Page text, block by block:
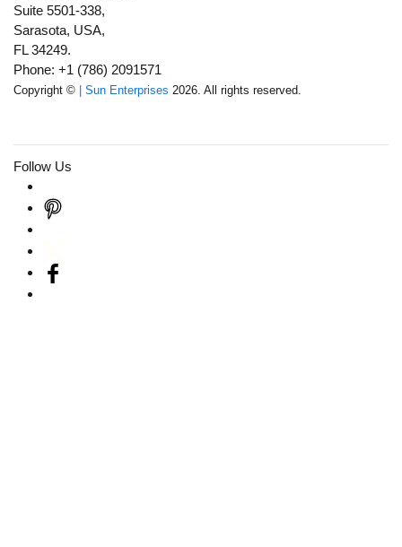
Suite 5501-338,
Sarasota, USA,
FL 34249.
Phone: +1 (786) 2091571
Copyright © | Sun Enterprises 2026. All rights reserved.
Follow Us